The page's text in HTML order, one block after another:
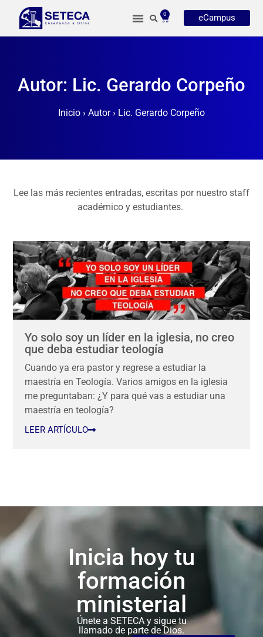
0 eCampus
Autor: Lic. Gerardo Corpeño
Inicio › Autor › Lic. Gerardo Corpeño
Lee las más recientes entradas, escritas por nuestro staff
académico y estudiantes.
Yo solo soy un líder en la iglesia, no creo
que deba estudiar teología
Cuando ya era pastor y regrese a estudiar la
maestría en Teología. Varios amigos en la iglesia
me preguntaban: ¿Y para qué vas a estudiar una
maestría en teología?
LEER ARTÍCULO
Inicia hoy tu
formación
ministerial
Únete a SETECA y sigue tu
llamado de parte de Dios.